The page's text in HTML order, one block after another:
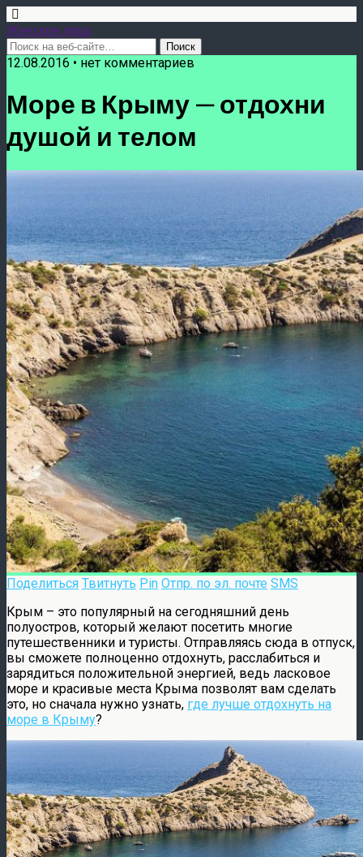
Женское лицо
12.08.2016 • нет комментариев
Море в Крыму — отдохни
душой и телом
Поделиться Твитнуть Pin Отпр. по эл. почте SMS
Крым – это популярный на сегодняшний день
полуостров, который желают посетить многие
путешественники и туристы. Отправляясь сюда в отпуск,
вы сможете полноценно отдохнуть, расслабиться и
зарядиться положительной энергией, ведь ласковое
море и красивые места Крыма позволят вам сделать
это, но сначала нужно узнать, где лучше отдохнуть на
море в Крыму?